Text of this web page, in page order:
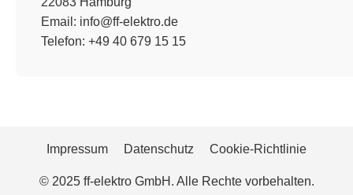
Email: info@ff-elektro.de
Telefon: +49 40 679 15 15
Impressum Datenschutz Cookie-Richtlinie
© 2025 ff-elektro GmbH. Alle Rechte vorbehalten.